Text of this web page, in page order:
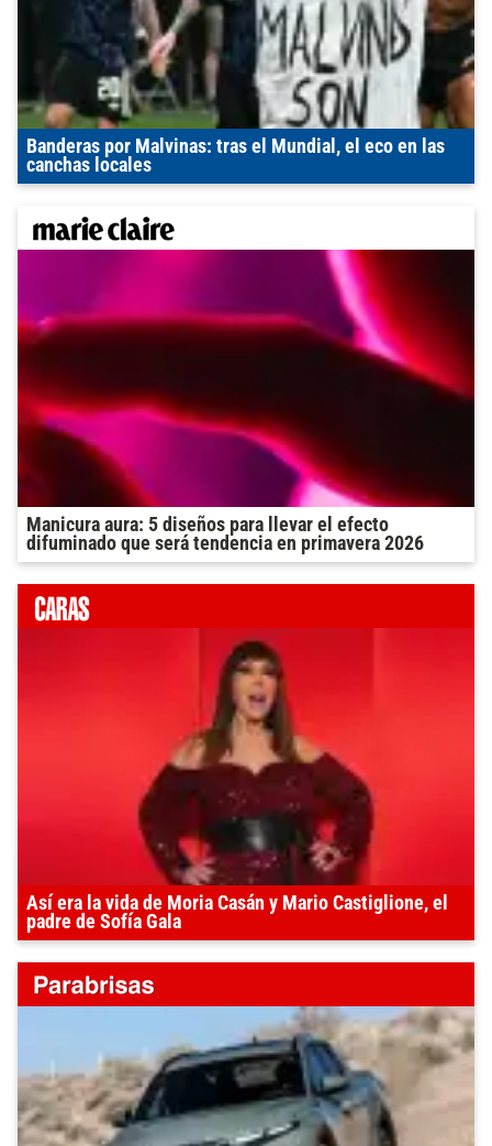
Banderas por Malvinas: tras el Mundial, el eco en las
canchas locales
Manicura aura: 5 diseños para llevar el efecto
difuminado que será tendencia en primavera 2026
Así era la vida de Moria Casán y Mario Castiglione, el
padre de Sofía Gala